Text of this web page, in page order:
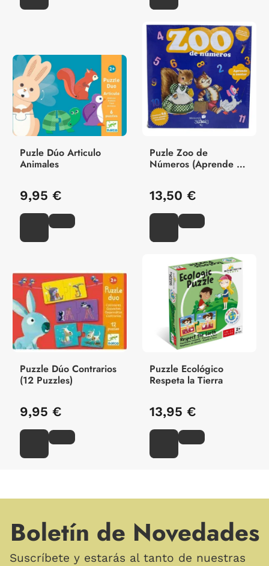
Puzle Dúo Articulo
Animales
9,95 €
Puzle Zoo de
Números (Aprende a
13,50 €
Puzzle Dúo Contrarios
(12 Puzzles)
9,95 €
Puzzle Ecológico
Respeta la Tierra
13,95 €
Boletín de Novedades
Suscríbete y estarás al tanto de nuestras